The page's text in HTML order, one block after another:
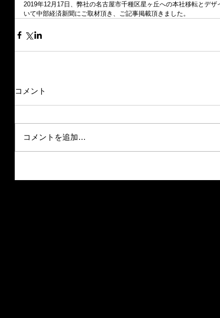
2019年12月17日、弊社の名古屋市千種区星ヶ丘への本社移転とデ
いて中部経済新聞にご取材頂き、ご記事掲載頂きました。
コメント
コメントを追加…